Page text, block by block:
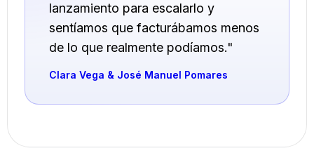
lanzamiento para escalarlo y
sentíamos que facturábamos menos
de lo que realmente podíamos."
Clara Vega & José Manuel Pomares